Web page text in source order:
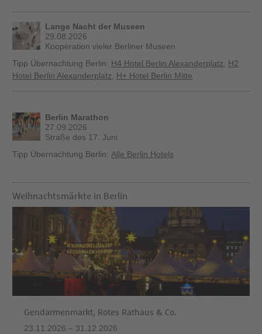
Lange Nacht der Museen
29.08.2026
Kooperation vieler Berliner Museen
Tipp Übernachtung Berlin: H4 Hotel Berlin Alexanderplatz
H2
Hotel Berlin Alexanderplatz
H+ Hotel Berlin Mitte
Berlin Marathon
27.09.2026
Straße des 17. Juni
Tipp Übernachtung Berlin: Alle Berlin Hotels
Weihnachtsmärkte in Berlin
Gendarmenmarkt, Rotes Rathaus & Co.
23.11.2026 – 31.12.2026